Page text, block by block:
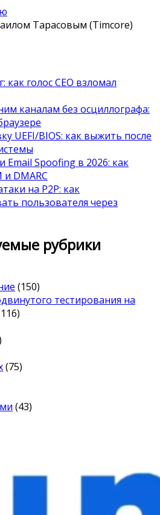
Тарасовым (Timcore)
голос CEO взломал
каналам без осциллографа:
UEFI/BIOS: как выжить после
Email Spoofing в 2026: как
и DMARC
на P2P: как
пользователя через
рубрики
(150)
тестирования на
(75)
(43)